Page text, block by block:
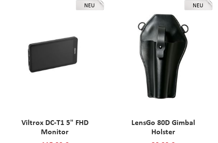
NEU
Viltrox DC-T1 5" FHD
Monitor
NEU
LensGo 80D Gimbal
Holster